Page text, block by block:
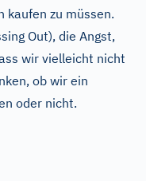
kaufen zu müssen.
Out), die Angst,
wir vielleicht nicht
ob wir ein
oder nicht.